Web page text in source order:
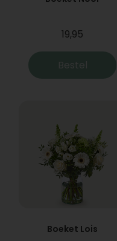
19,95
Bestel
Boeket Lois